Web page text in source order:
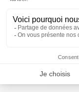
Rideaux
VOUS